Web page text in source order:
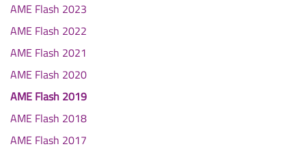
AME Flash 2023
AME Flash 2022
AME Flash 2021
AME Flash 2020
AME Flash 2019
AME Flash 2018
AME Flash 2017